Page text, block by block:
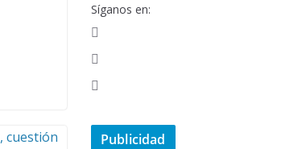
Síganos en:
Publicidad